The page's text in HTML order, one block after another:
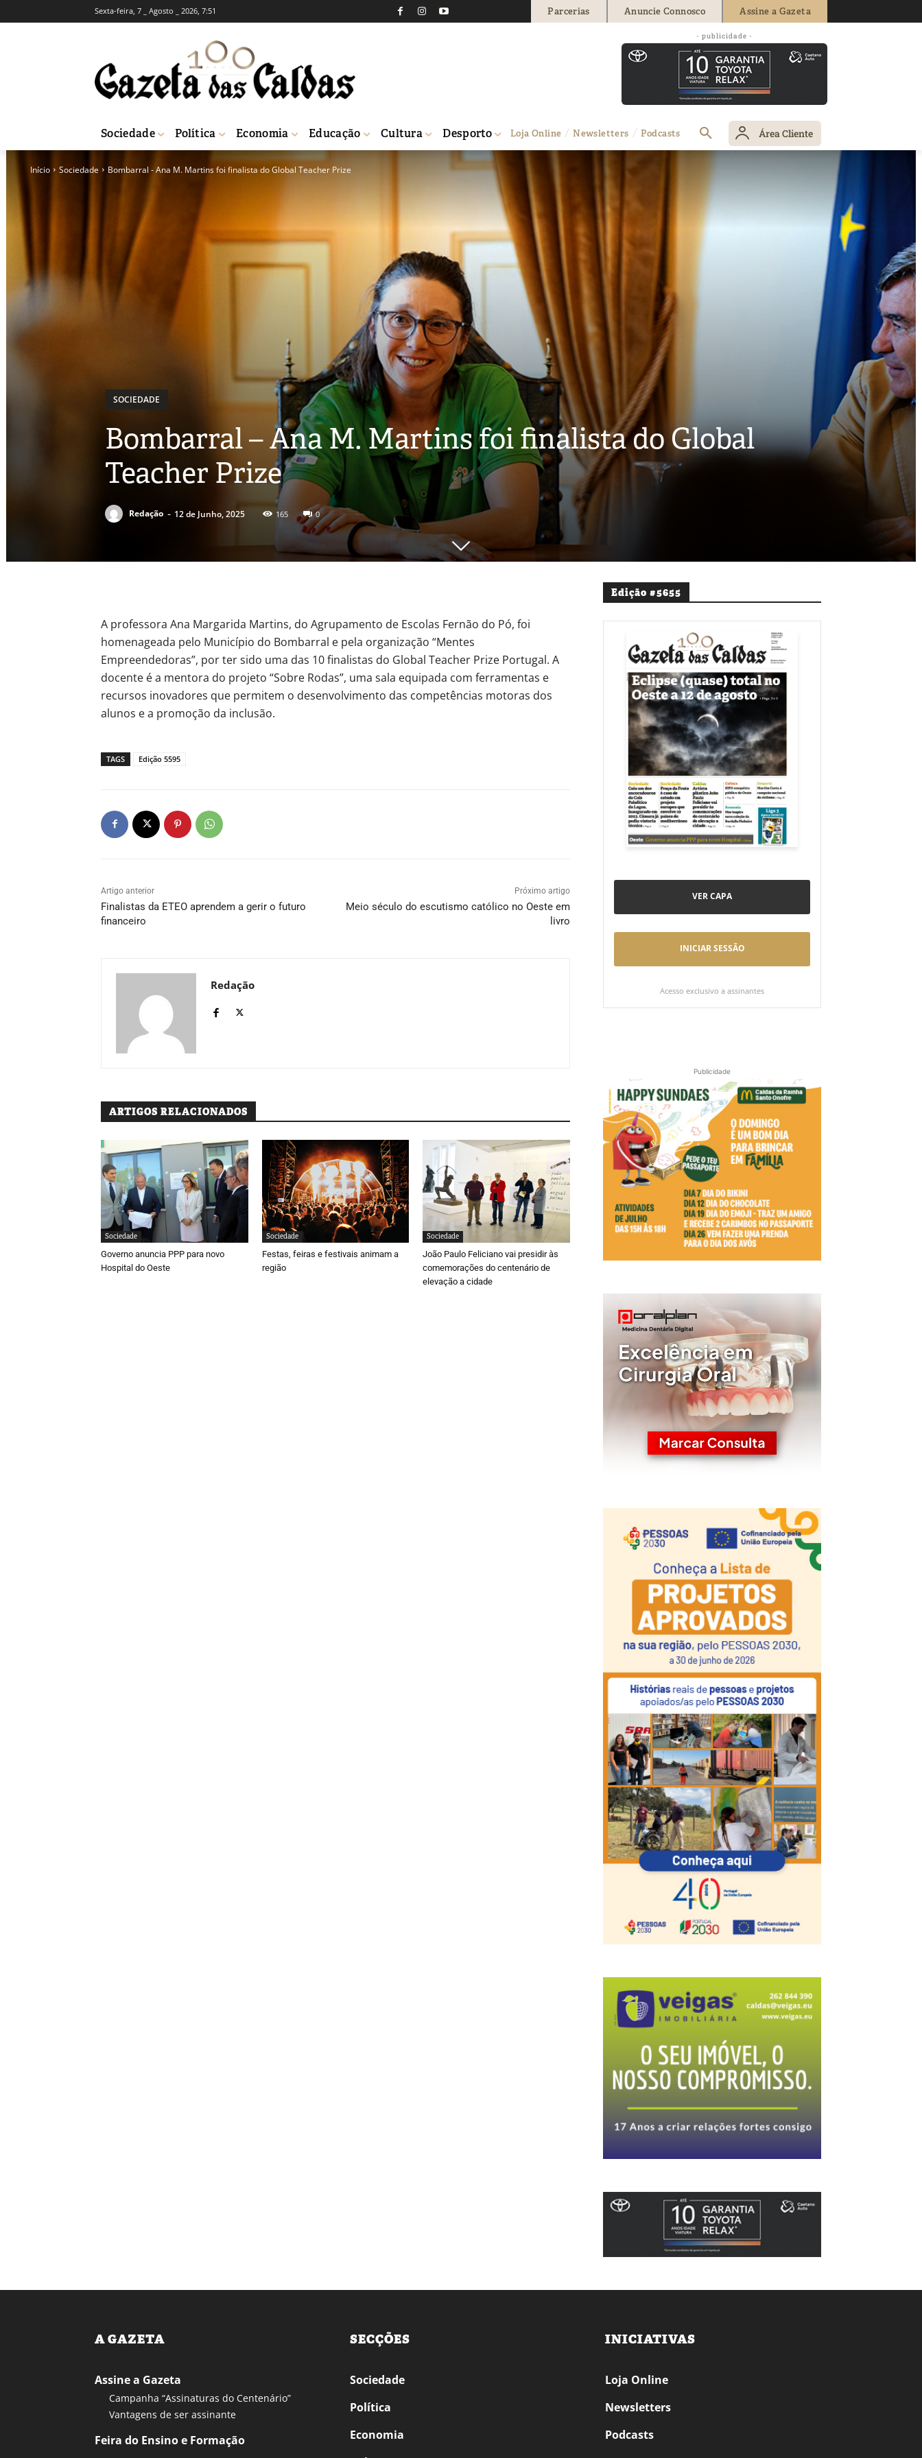
Sexta-feira, 7 _ Agosto _ 2026, 7:51 Parcerias Anuncie Connosco Assine a Gazeta
- publicidade -
Sociedade Política Economia Educação Cultura Desporto Loja Online Newsletters Podcasts Área Cliente
Início Sociedade Bombarral - Ana M. Martins foi finalista do Global Teacher Prize
SOCIEDADE
Bombarral – Ana M. Martins foi finalista do Global
Teacher Prize
Redação - 12 de Junho, 2025 165 0
A professora Ana Margarida Martins, do Agrupamento de Escolas Fernão do Pó, foi
homenageada pelo Município do Bombarral e pela organização “Mentes
Empreendedoras”, por ter sido uma das 10 finalistas do Global Teacher Prize Portugal. A
docente é a mentora do projeto “Sobre Rodas”, uma sala equipada com ferramentas e
recursos inovadores que permitem o desenvolvimento das competências motoras dos
alunos e a promoção da inclusão.
TAGS Edição 5595
Artigo anterior
Finalistas da ETEO aprendem a gerir o futuro
financeiro
Próximo artigo
Meio século do escutismo católico no Oeste em
livro
Redação
ARTIGOS RELACIONADOS
Sociedade
Governo anuncia PPP para novo
Hospital do Oeste
Sociedade
Festas, feiras e festivais animam a
região
Sociedade
João Paulo Feliciano vai presidir às
comemorações do centenário de
elevação a cidade
Edição #5655
VER CAPA
INICIAR SESSÃO
Acesso exclusivo a assinantes
Publicidade
A GAZETA
Assine a Gazeta
Campanha “Assinaturas do Centenário”
Vantagens de ser assinante
Feira do Ensino e Formação
SECÇÕES
Sociedade
Política
Economia
INICIATIVAS
Loja Online
Newsletters
Podcasts